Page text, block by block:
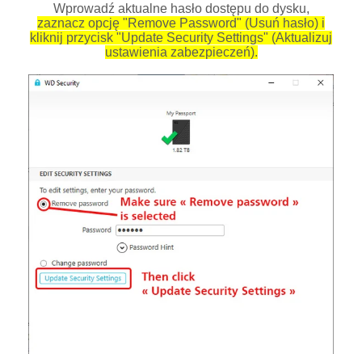
Wprowadź aktualne hasło dostępu do dysku,
zaznacz opcję "Remove Password" (Usuń hasło) i
kliknij przycisk "Update Security Settings" (Aktualizuj
ustawienia zabezpieczeń).